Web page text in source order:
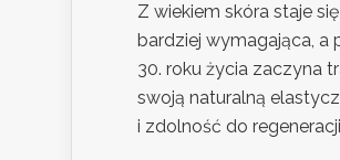
Z wiekiem skóra staje się
bardziej wymagająca, a
30. roku życia zaczyna
swoją naturalną
i zdolność do